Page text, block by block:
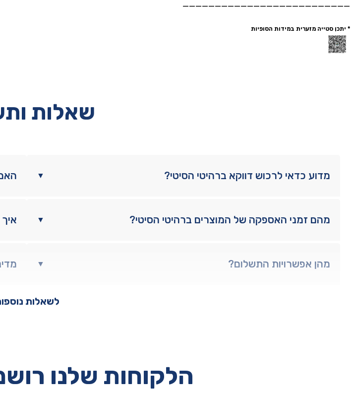
——————————————————————————
* יתכן סטייה מזערית במידות הסופיות
שאלות
▼ מדוע כדאי לרכוש דווקא ברהיטי הסיטי?
▼ מהם זמני האספקה של המוצרים ברהיטי הסיטי?
▼ מהן אפשרויות התשלום?
לשאלות
הלקוחות שלנו